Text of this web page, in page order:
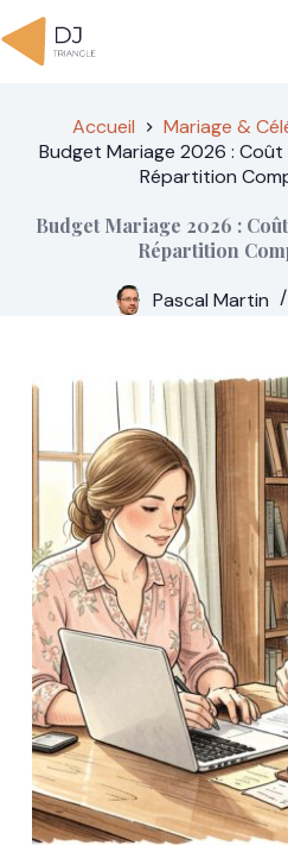
Passer
au
contenu
Accueil
Mariage &
Budget Mariage 2026 :
Répartition
Budget Mariage 2026 :
Répartition
Pascal Martin